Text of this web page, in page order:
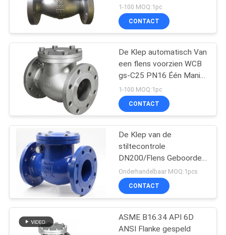
schommelingscontrole
de Klep van de
Schommelingscontrole
Manier NRVs H44H
1-100 MOQ:1pc
CONTACT
De Klep automatisch Van
een flens voorzien WCB
gs-C25 PN16 Één Manier
NRVs H44H van de
schommelingscontrole
1-100 MOQ:1pc
CONTACT
De Klep van de
stiltecontrole
DN200/Flens Geboorde
PN10/SS 304 AISI/Druk
PN16
Onderhandelbaar MOQ:1pcs
CONTACT
ASME B16.34 API 6D
ANSI Flanke gespeld